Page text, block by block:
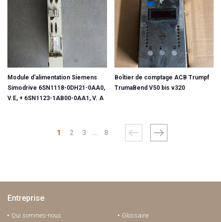
Module d'alimentation Siemens
Simodrive 6SN1118-0DH21-0AA0,
V.E, + 6SN1123-1AB00-0AA1, V. A
Boîtier de comptage ACB Trumpf
TrumaBend V50 bis v320
1 2 3 ... 8
Entreprise
Qui sommes-nous
Glossaire